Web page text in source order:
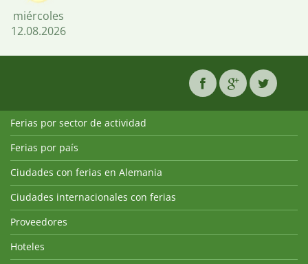
miércoles
12.08.2026
Ferias por sector de actividad
Ferias por país
Ciudades con ferias en Alemania
Ciudades internacionales con ferias
Proveedores
Hoteles